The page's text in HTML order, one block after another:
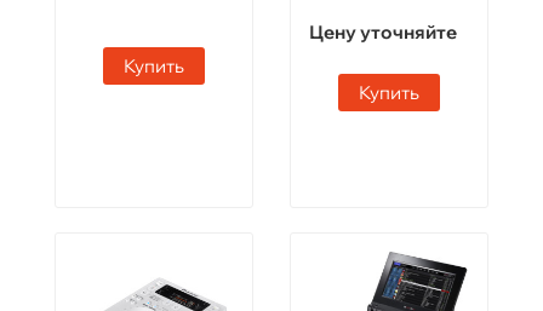
Купить
Цену уточняйте
Купить